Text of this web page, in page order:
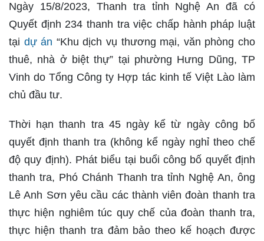
Ngày 15/8/2023, Thanh tra tỉnh Nghệ An đã có
Quyết định 234 thanh tra việc chấp hành pháp luật
tại dự án “Khu dịch vụ thương mại, văn phòng cho
thuê, nhà ở biệt thự” tại phường Hưng Dũng, TP
Vinh do Tổng Công ty Hợp tác kinh tế Việt Lào làm
chủ đầu tư.
Thời hạn thanh tra 45 ngày kể từ ngày công bố
quyết định thanh tra (không kể ngày nghỉ theo chế
độ quy định). Phát biểu tại buổi công bố quyết định
thanh tra, Phó Chánh Thanh tra tỉnh Nghệ An, ông
Lê Anh Sơn yêu cầu các thành viên đoàn thanh tra
thực hiện nghiêm túc quy chế của đoàn thanh tra,
thực hiện thanh tra đảm bảo theo kế hoạch được